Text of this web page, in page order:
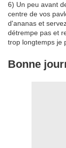
6) Un peu avant
centre de vos
d'ananas et
détrempe pas et
trop longtemps je
Bonne